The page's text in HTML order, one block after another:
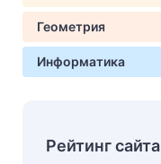
Геометрия
Информатика
Рейтинг сайта